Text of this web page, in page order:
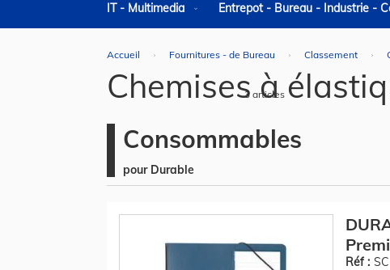
IT - Multimedia Entrepot - Bureau - Industrie -
Accueil Fournitures - de Bureau Classement
Chemises à
3 articles
Consommables
pour Durable
Réf :